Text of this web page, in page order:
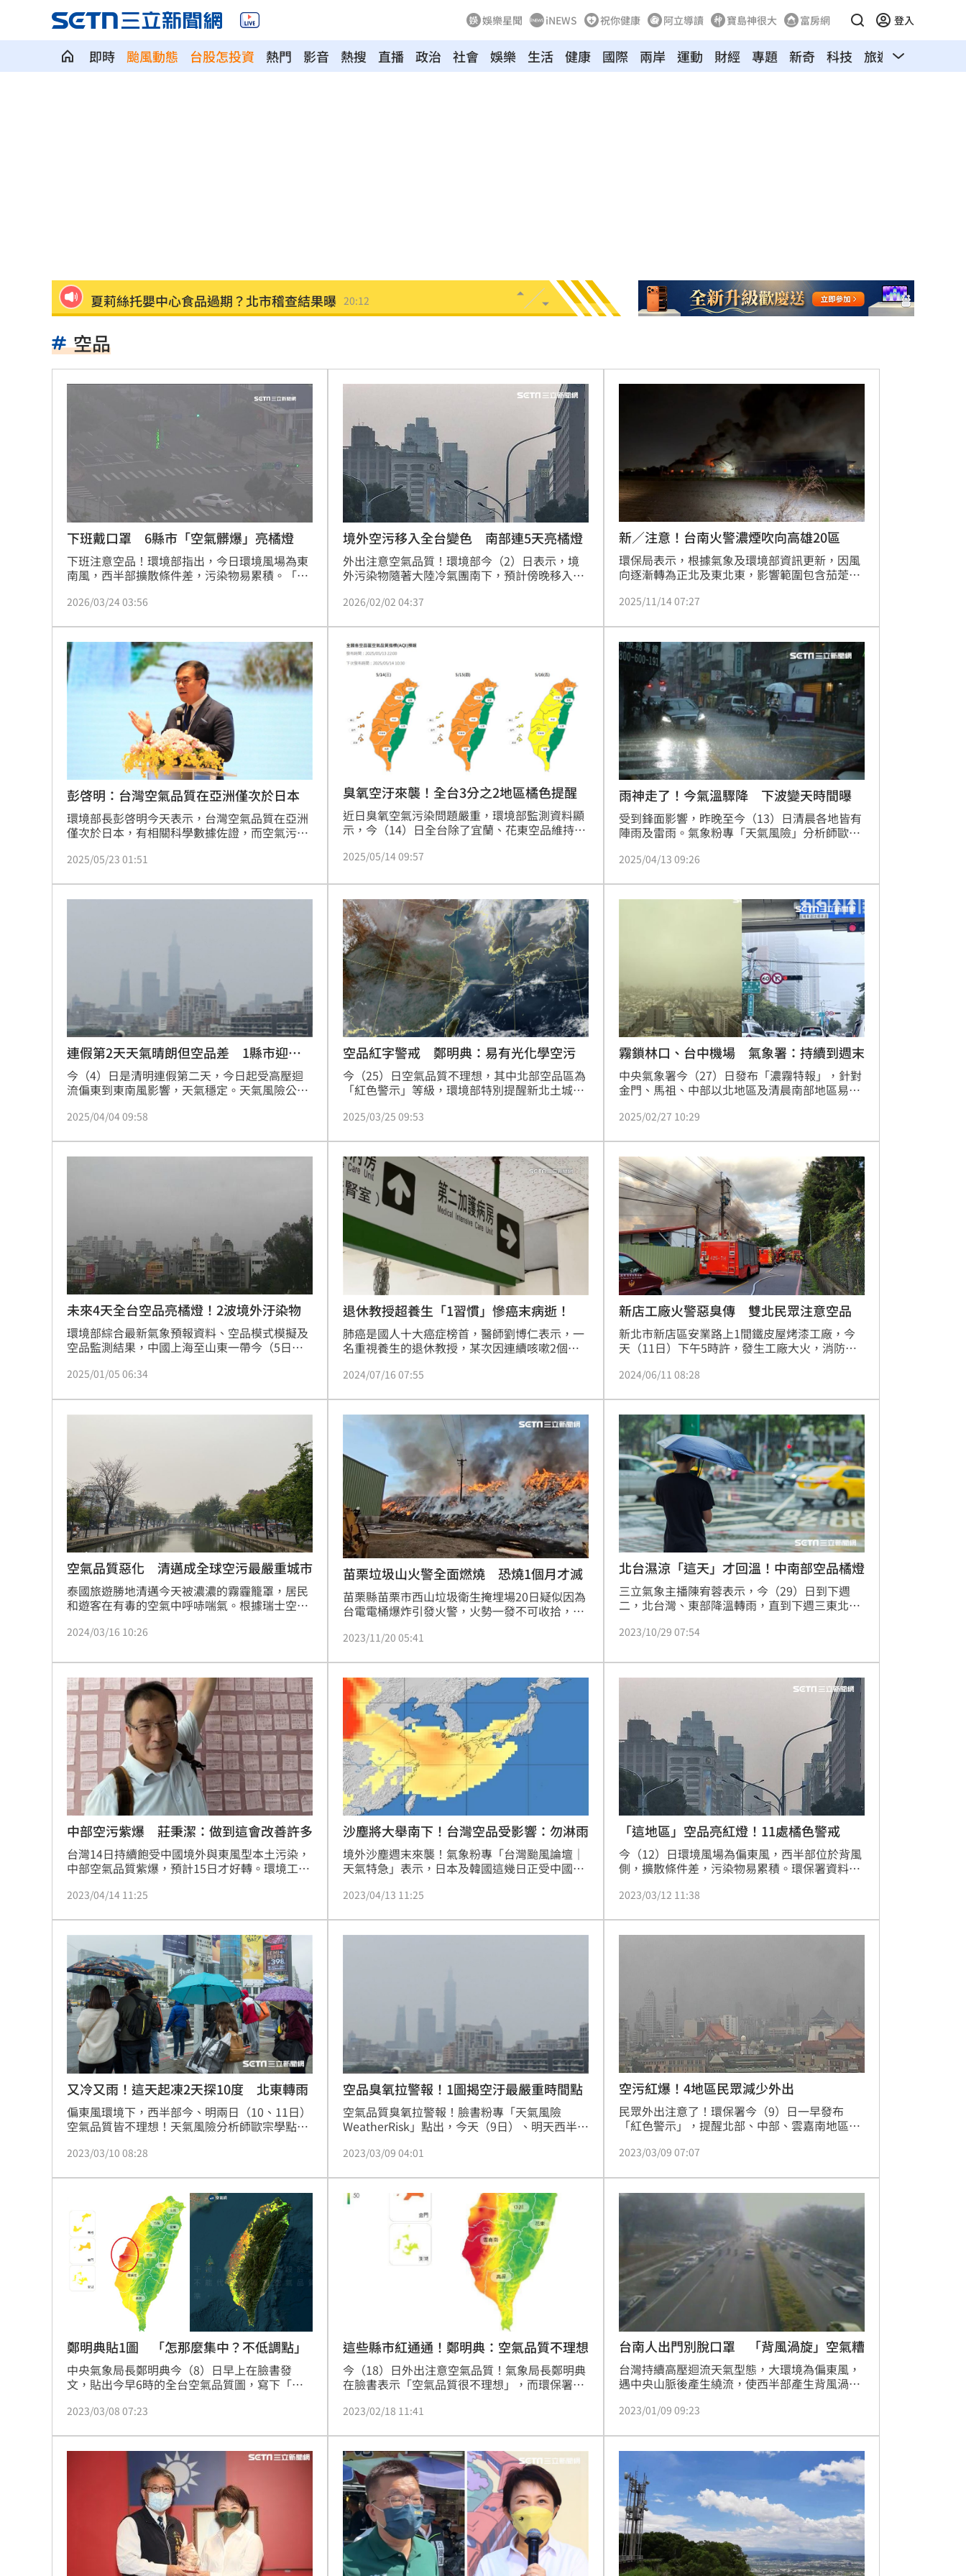
娛樂星聞 iNEWS 祝你健康 阿立導讀 寶島神很大 富房網 登入
即時 颱風動態 台股怎投資 熱門 影音 熱搜 直播 政治 社會 娛樂 生活 健康 國際 兩岸 運動 財經 專題 新奇 科技 旅遊 汽車
夏莉絲托嬰中心食品過期？北市稽查結果曝 20:12
馬斯克喊與輝達合作！AMD蘇媽回應了
74歲男省錢吃麵包 半年後女兒一看嚇慘 20:09
葉總眼光超細 陳子豪：表現不好抓我特訓
獨／河北彩花現身味全主場 傳想來台發展 20:03
獨／颱風攪局！郵輪旅沖繩變香港又遇故障
「欣瑩捕賢國昌在後? 」她揭藍白新竹亂局 19:55
Jennie大秀火辣身材 自曝曾感到自卑
擺脫49戰0轟陰霾 陳子豪曝和界外球有關 19:52
白海豚暴風圈恐擦過北台灣 最快明發海警 19:51
AI生成文章容易判斷 專家點名「4大破綻」
熊本地震 林佳龍向日方遞交500萬賑災款 19:35
新北小小學童消防夏令營 讓學童擬真體驗
台灣彩券開獎直播中 20:31
LIVE三立+24小時直播 15:27
三立iNEWS新聞台線上直播
空品
下班戴口罩 6縣市「空氣髒爆」亮橘燈
下班注意空品！環境部指出，今日環境風場為東
南風，西半部擴散條件差，污染物易累積。「台
不健康的等級，提醒民眾要特別留意。
2026/03/24 03:56
境外空污移入全台變色 南部連5天亮橘燈
外出注意空氣品質！環境部今（2）日表示，境
外污染物隨著大陸冷氣團南下，預計傍晚移入影
質多為普通至橘色提醒等級。中部以北預計明日
輸，且位於下風處、風速較弱，橘色提醒可能持
續至本週五（6日），請民眾外出時留意空氣品
質變化。
2026/02/02 04:37
新／注意！台南火警濃煙吹向高雄20區
環保局表示，根據氣象及環境部資訊更新，因風
向逐漸轉為正北及東北東，影響範圍包含茄萣
區、仁武區、鼓山區、鳥松區、前鎮區、前金
受影響區域含涵蓋阿蓮區、路竹區、岡山區、湖
內區、燕巢區、橋頭區、大社區等7區，提醒下
風處民眾特別留意。
2025/11/14 07:27
彭啓明：台灣空氣品質在亞洲僅次於日本
環境部長彭啓明今天表示，台灣空氣品質在亞洲
僅次於日本，有相關科學數據佐證，而空氣污染
建議科學討論。
2025/05/23 01:51
臭氧空汙來襲！全台3分之2地區橘色提醒
近日臭氧空氣污染問題嚴重，環境部監測資料顯
示，今（14）日全台除了宜蘭、花東空品維持
燈號」。前中央氣象局局長鄭明典提醒，未來幾
吸道，外出配戴活性碳口罩可能有點幫助。
2025/05/14 09:57
雨神走了！今氣溫驟降 下波變天時間曝
受到鋒面影響，昨晚至今（13）日清晨各地皆有
陣雨及雷雨。氣象粉專「天氣風險」分析師歐宗
風影響，大多數地區天起都已經轉穩定，僅台
這樣晴到多雲的穩定天氣會持續到週四（17
日），週五以後水氣會再次增多。
2025/04/13 09:26
連假第2天天氣晴朗但空品差 1縣市迎強
風
今（4）日是清明連假第二天，今日起受高壓迴
流偏東到東南風影響，天氣穩定。天氣風險公司
升，是適合出門郊遊的日子。北部氣溫14至26
24度。整體氣溫舒適，南部地區可能稍感覺熱，
西部晨間可能出現霧或低雲，民眾行車時提高警
2025/04/04 09:58
空品紅字警戒 鄭明典：易有光化學空污
今（25）日空氣品質不理想，其中北部空品區為
「紅色警示」等級，環境部特別提醒新北土城地
象局長鄭明典指出，今大晴天，但不清澈，空氣
條件。
2025/03/25 09:53
霧鎖林口、台中機場 氣象署：持續到週末
中央氣象署今（27）日發布「濃霧特報」，針對
金門、馬祖、中部以北地區及清晨南部地區易有
能見度不足200公尺的現象，一早包含台中清泉
道一號跟三號也被霧鎖，行車速度緩慢，林口也
有民眾反映行車時能見度相當低。對此，氣象署
也進行說明。
2025/02/27 10:29
未來4天全台空品亮橘燈！2波境外汙染物
環境部綜合最新氣象預報資料、空品模式模擬及
空品監測結果，中國上海至山東一帶今（5日）
波境外污染物，週一（6日）境外污染物伴隨大
為普通至橘色提醒；9日持續受大陸冷氣團影
響，東北風可能挾帶另一波境外污染物移入，預
至雲嘉南沿海地區風速增強，易引發揚塵現象影
響空氣品質及能見度，請民
2025/01/05 06:34
退休教授超養生「1習慣」慘癌末病逝！
肺癌是國人十大癌症榜首，醫師劉博仁表示，一
名重視養生的退休教授，某次因連續咳嗽2個月
表示，經推測原因可能與患者每日晨跑有關，
為活動型的人體空氣清淨機。
2024/07/16 07:55
新店工廠火警惡臭傳 雙北民眾注意空品
新北市新店區安業路上1間鐵皮屋烤漆工廠，今
天（11日）下午5時許，發生工廠大火，消防隊
經全面燃燒，經初步了解，工廠員工已全數逃
提醒市民朋友，建議鄰近區域民眾暫時緊閉居家
門窗，外出務必佩戴口罩，避免於戶外長時間逗
留，以減少呼吸道及眼睛不適感。記者莊淇鈞／
新北報導
2024/06/11 08:28
空氣品質惡化 清邁成全球空污最嚴重城市
泰國旅遊勝地清邁今天被濃濃的霧霾籠罩，居民
和遊客在有毒的空氣中呼哧喘氣。根據瑞士空氣
早成為世界上空氣污染最嚴重都市。
2024/03/16 10:26
苗栗垃圾山火警全面燃燒 恐燒1個月才滅
苗栗縣苗栗市西山垃圾衛生掩埋場20日疑似因為
台電電桶爆炸引發火警，火勢一發不可收拾，截
到場灌救，並請求怪手支援闢建防火線。但現場
猛烈，恐怕要燒1個月才能完全滅火，空氣品質
堪憂。
2023/11/20 05:41
北台濕涼「這天」才回溫！中南部空品橘燈
三立氣象主播陳宥蓉表示，今（29）日到下週
二，北台灣、東部降溫轉雨，直到下週三東北季
較大，早出晚歸請記得適時添加衣物。另外，未
苗栗以南地區恐怕會亮起「橘燈」。
2023/10/29 07:54
中部空污紫爆 莊秉潔：做到這會改善許多
台灣14日持續飽受中國境外與東風型本土污染，
中部空氣品質紫爆，預計15日才好轉。環境工程
拖延「增氣減煤」，柴油大貨車空品維護區有執
地方政府會制定自治條例，預先因應。
2023/04/14 11:25
沙塵將大舉南下！台灣空品受影響：勿淋雨
境外沙塵週末來襲！氣象粉專「台灣颱風論壇｜
天氣特急」表示，日本及韓國這幾日正受中國北
現，即將大舉南下。
2023/04/13 11:25
「這地區」空品亮紅燈！11處橘色警戒
今（12）日環境風場為偏東風，西半部位於背風
側，擴散條件差，污染物易累積。環保署資料指
亮「紅燈」，另有11處達到「橘色提醒」等級。
2023/03/12 11:38
又冷又雨！這天起凍2天探10度 北東轉雨
偏東風環境下，西半部今、明兩日（10、11日）
空氣品質皆不理想！天氣風險分析師歐宗學點
氣溫快速下降，而東北季風增強，也將使迎風面
2023/03/10 08:28
空品臭氧拉警報！1圖揭空汙最嚴重時間點
空氣品質臭氧拉警報！臉書粉專「天氣風險
WeatherRisk」點出，今天（9日）、明天西半部
醒」等級，建議減少在戶外活動。
2023/03/09 04:01
空污紅爆！4地區民眾減少外出
民眾外出注意了！環保署今（9）日一早發布
「紅色警示」，提醒北部、中部、雲嘉南地區、
2023/03/09 07:07
鄭明典貼1圖 「怎那麼集中？不低調點」
中央氣象局長鄭明典今（8）日早上在臉書發
文，貼出今早6時的全台空氣品質圖，寫下「怎
2023/03/08 07:23
這些縣市紅通通！鄭明典：空氣品質不理想
今（18）日外出注意空氣品質！氣象局長鄭明典
在臉書表示「空氣品質很不理想」，而環保署也
2023/02/18 11:41
台南人出門別脫口罩 「背風渦旋」空氣糟
台灣持續高壓迴流天氣型態，大環境為偏東風，
遇中央山脈後產生繞流，使西半部產生背風渦
南市今（9）日一早空氣品質不佳，高濕度使污
量配戴口罩。（記者：陳弋）
2023/01/09 09:23